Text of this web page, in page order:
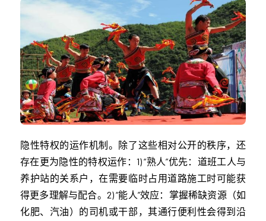
隐性特权的运作机制。除了这些相对公开的秩序，还
存在更为隐性的特权运作：1) “熟人”优先：道班工人与
养护站的关系户，在需要临时占用道路施工时可能获
得更多理解与配合。2) “能人”效应：掌握稀缺资源（如
化肥、汽油）的司机或干部，其通行便利性会得到沿